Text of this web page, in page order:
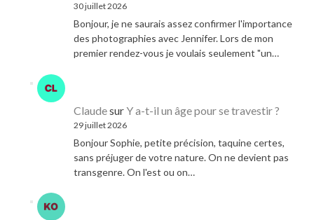
30 juillet 2026
Bonjour, je ne saurais assez confirmer l'importance
des photographies avec Jennifer. Lors de mon
premier rendez-vous je voulais seulement "un…
ClaudesurY a-t-il un âge pour se travestir ?
29 juillet 2026
Bonjour Sophie, petite précision, taquine certes,
sans préjuger de votre nature. On ne devient pas
transgenre. On l'est ou on…